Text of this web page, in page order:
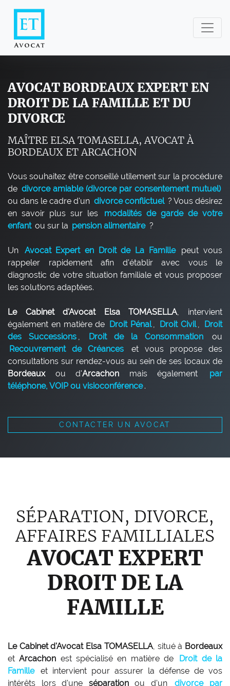
AVOCAT BORDEAUX EXPERT EN
DROIT DE LA FAMILLE ET DU
DIVORCE
MAÎTRE ELSA TOMASELLA, AVOCAT À
BORDEAUX ET ARCACHON
Vous souhaitez être conseillé utilement sur la procédure
de divorce amiable (divorce par consentement mutuel)
ou dans le cadre d'un divorce conflictuel ? Vous désirez
en savoir plus sur les
modalités de garde de votre
enfant ou sur la pension alimentaire ?
Un Avocat Expert en Droit de La Famille
peut vous
rappeler rapidement afin d'établir avec vous le
diagnostic de votre situation familiale et vous proposer
les solutions adaptées.
Le Cabinet d'Avocat Elsa TOMASELLA, intervient
également en matière de Droit Pénal , Droit Civil , Droit
des Successions , Droit de la Consommation
ou
Recouvrement de Créances
et vous propose des
consultations sur rendez-vous au sein de ses locaux de
Bordeauxou d'Arcachon mais également
par
téléphone, VOIP ou visioconférence .
CONTACTER UN AVOCAT
SÉPARATION, DIVORCE,
AFFAIRES FAMILLIALES
AVOCAT EXPERT
DROIT DE LA
FAMILLE
Le Cabinet d'Avocat Elsa TOMASELLA, situé à Bordeaux
etArcachon est spécialisé en matière de
Droit de la
Famille
et intervient pour assurer la défense de vos
intérêts lors d'une séparationou d'un
divorce par